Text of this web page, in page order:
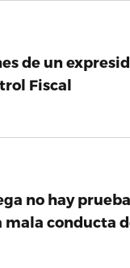
de un
Fiscal
no hay
mala conducta